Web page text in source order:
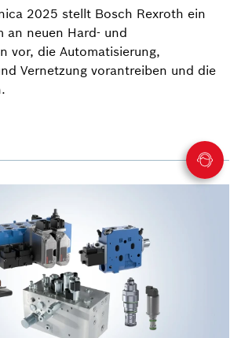
2025 stellt Bosch Rexroth ein
an neuen Hard- und
vor, die Automatisierung,
Vernetzung vorantreiben und die